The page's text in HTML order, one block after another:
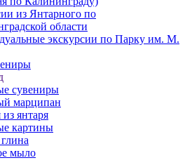
из Янтарного по
области
экскурсии по Парку им. М.
сувениры
марципан
янтаря
картины
мыло